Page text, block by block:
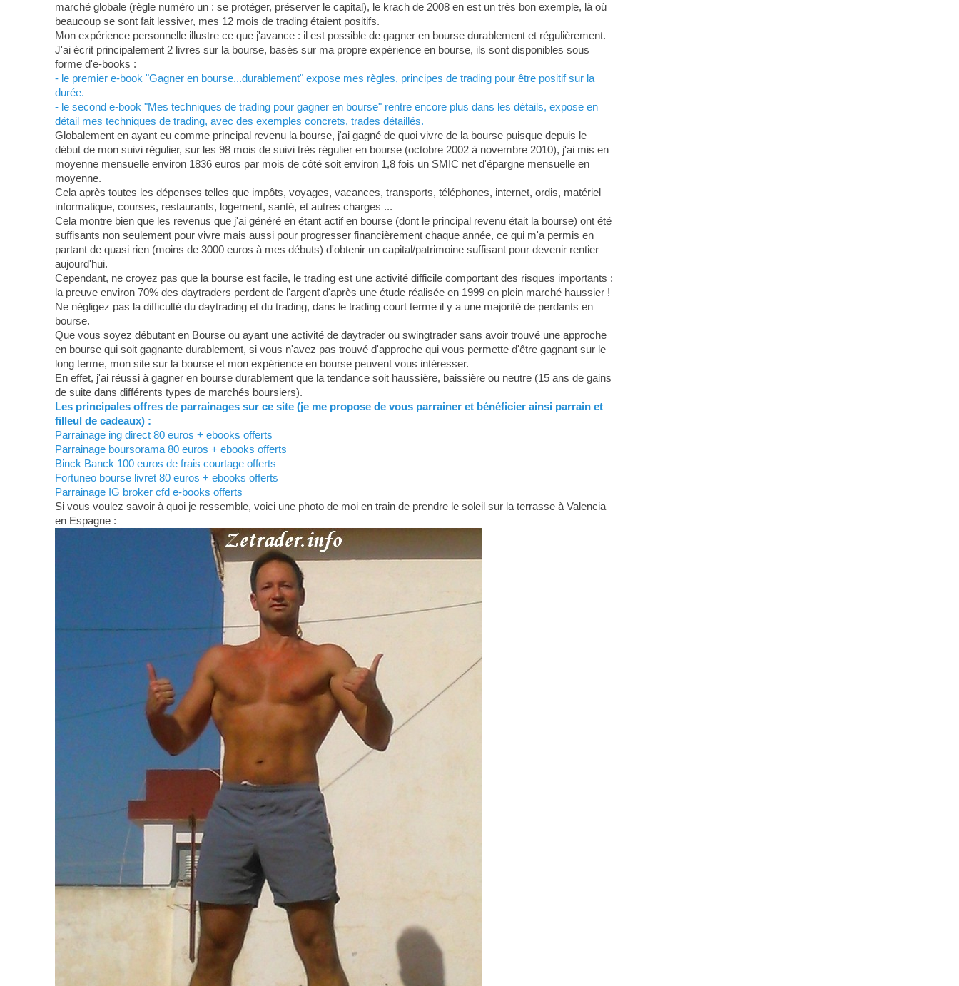
marché globale (règle numéro un : se protéger, préserver le capital), le krach de 2008 en est un très bon exemple, là où
beaucoup se sont fait lessiver, mes 12 mois de trading étaient positifs.
Mon expérience personnelle illustre ce que j'avance : il est possible de gagner en bourse durablement et régulièrement.
J'ai écrit principalement 2 livres sur la bourse, basés sur ma propre expérience en bourse, ils sont disponibles sous
forme d'e-books :
- le premier e-book "Gagner en bourse...durablement" expose mes règles, principes de trading pour être positif sur la
durée.
- le second e-book "Mes techniques de trading pour gagner en bourse" rentre encore plus dans les détails, expose en
détail mes techniques de trading, avec des exemples concrets, trades détaillés.
Globalement en ayant eu comme principal revenu la bourse, j'ai gagné de quoi vivre de la bourse puisque depuis le
début de mon suivi régulier, sur les 98 mois de suivi très régulier en bourse (octobre 2002 à novembre 2010), j'ai mis en
moyenne mensuelle environ 1836 euros par mois de côté soit environ 1,8 fois un SMIC net d'épargne mensuelle en
moyenne.
Cela après toutes les dépenses telles que impôts, voyages, vacances, transports, téléphones, internet, ordis, matériel
informatique, courses, restaurants, logement, santé, et autres charges ...
Cela montre bien que les revenus que j'ai généré en étant actif en bourse (dont le principal revenu était la bourse) ont été
suffisants non seulement pour vivre mais aussi pour progresser financièrement chaque année, ce qui m'a permis en
partant de quasi rien (moins de 3000 euros à mes débuts) d'obtenir un capital/patrimoine suffisant pour devenir rentier
aujourd'hui.
Cependant, ne croyez pas que la bourse est facile, le trading est une activité difficile comportant des risques importants :
la preuve environ 70% des daytraders perdent de l'argent d'après une étude réalisée en 1999 en plein marché haussier !
Ne négligez pas la difficulté du daytrading et du trading, dans le trading court terme il y a une majorité de perdants en
bourse.
Que vous soyez débutant en Bourse ou ayant une activité de daytrader ou swingtrader sans avoir trouvé une approche
en bourse qui soit gagnante durablement, si vous n'avez pas trouvé d'approche qui vous permette d'être gagnant sur le
long terme, mon site sur la bourse et mon expérience en bourse peuvent vous intéresser.
En effet, j'ai réussi à gagner en bourse durablement que la tendance soit haussière, baissière ou neutre (15 ans de gains
de suite dans différents types de marchés boursiers).
Les principales offres de parrainages sur ce site (je me propose de vous parrainer et bénéficier ainsi parrain et
filleul de cadeaux) :
Parrainage ing direct 80 euros + ebooks offerts
Parrainage boursorama 80 euros + ebooks offerts
Binck Banck 100 euros de frais courtage offerts
Fortuneo bourse livret 80 euros + ebooks offerts
Parrainage IG broker cfd e-books offerts
Si vous voulez savoir à quoi je ressemble, voici une photo de moi en train de prendre le soleil sur la terrasse à Valencia
en Espagne :